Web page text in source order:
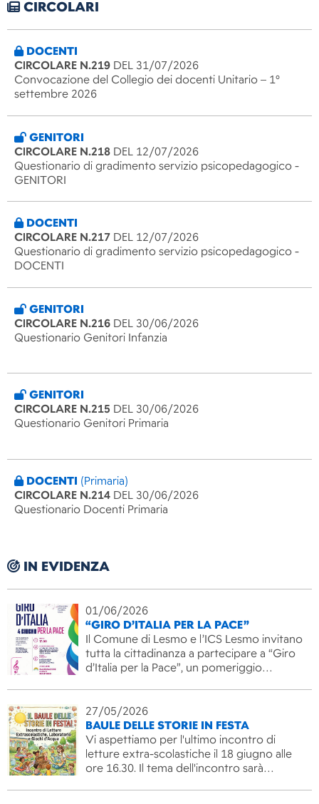
CIRCOLARI
DOCENTI
CIRCOLARE N.219 DEL 31/07/2026
Convocazione del Collegio dei docenti Unitario – 1°
settembre 2026
GENITORI
CIRCOLARE N.218 DEL 12/07/2026
Questionario di gradimento servizio psicopedagogico -
GENITORI
DOCENTI
CIRCOLARE N.217 DEL 12/07/2026
Questionario di gradimento servizio psicopedagogico -
DOCENTI
GENITORI
CIRCOLARE N.216 DEL 30/06/2026
Questionario Genitori Infanzia
GENITORI
CIRCOLARE N.215 DEL 30/06/2026
Questionario Genitori Primaria
DOCENTI (Primaria)
CIRCOLARE N.214 DEL 30/06/2026
Questionario Docenti Primaria
IN EVIDENZA
01/06/2026
“GIRO D’ITALIA PER LA PACE”
Il Comune di Lesmo e l’ICS Lesmo invitano
tutta la cittadinanza a partecipare a “Giro
d’Italia per la Pace”, un pomeriggio…
27/05/2026
BAULE DELLE STORIE IN FESTA
Vi aspettiamo per l'ultimo incontro di
letture extra-scolastiche il 18 giugno alle
ore 16.30. Il tema dell'incontro sarà…